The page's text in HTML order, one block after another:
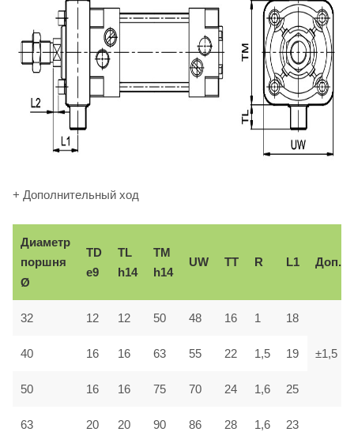
+ Дополнительный ход
Диаметр
поршня
Ø
TD
e9
TL
h14
TM
h14
UW TT R L1 Доп.
32 12 12 50 48 16 1 18
±1,5
40 16 16 63 55 22 1,5 19
50 16 16 75 70 24 1,6 25
63 20 20 90 86 28 1,6 23